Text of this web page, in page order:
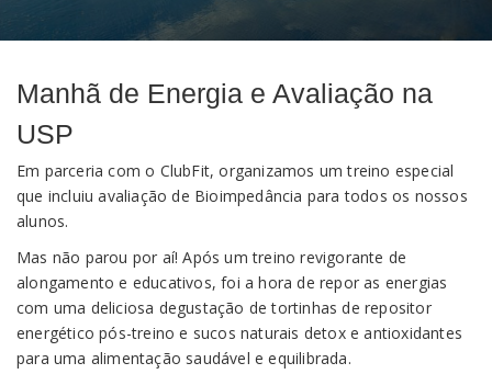
Manhã de Energia e Avaliação na
USP
Em parceria com o ClubFit, organizamos um treino especial
que incluiu avaliação de Bioimpedância para todos os nossos
alunos.
Mas não parou por aí! Após um treino revigorante de
alongamento e educativos, foi a hora de repor as energias
com uma deliciosa degustação de tortinhas de repositor
energético pós-treino e sucos naturais detox e antioxidantes
para uma alimentação saudável e equilibrada.